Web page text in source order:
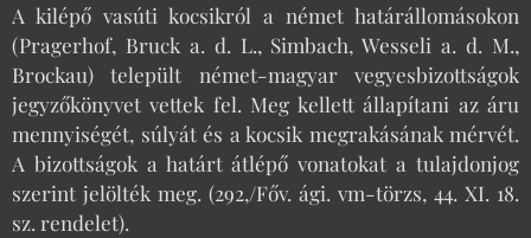
A kilépő vasúti kocsikról a német határállomásokon
(Pragerhof, Bruck a. d. L., Simbach, Wesseli a. d. M.,
Brockau) települt német-magyar vegyesbizottságok
jegyzőkönyvet vettek fel. Meg kellett állapítani az áru
mennyiségét, súlyát és a kocsik megrakásának mérvét.
A bizottságok a határt átlépő vonatokat a tulajdonjog
szerint jelölték meg. (292,/Főv. ági. vm-törzs, 44. XI. 18.
sz. rendelet).